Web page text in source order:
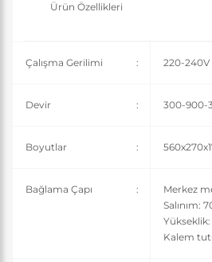
Ürün Özellikleri
Çalışma Gerilimi : 220-240V
Devir : 300-900-
Boyutlar :
Bağlama Çapı :
Merkez
Salınım:
Kalem